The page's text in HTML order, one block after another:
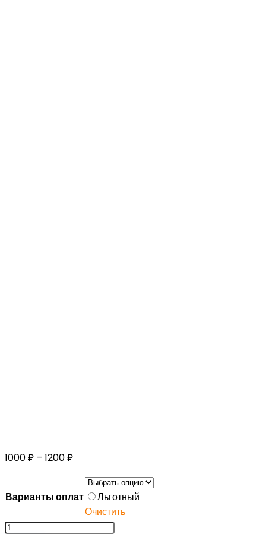
1000₽ – 1200₽Диапазон
1000 ₽
–
1200 ₽
Варианты оплат
Льготный
Очистить
Количество